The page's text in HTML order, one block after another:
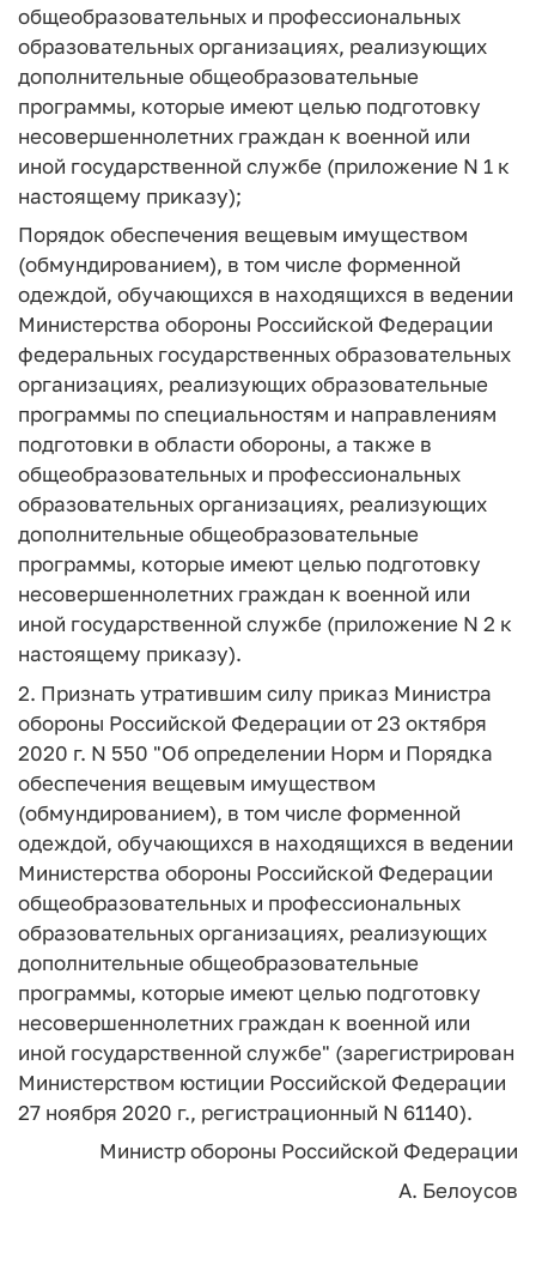
общеобразовательных и профессиональных
образовательных организациях, реализующих
дополнительные общеобразовательные
программы, которые имеют целью подготовку
несовершеннолетних граждан к военной или
иной государственной службе (приложение N 1 к
настоящему приказу);
Порядок обеспечения вещевым имуществом
(обмундированием), в том числе форменной
одеждой, обучающихся в находящихся в ведении
Министерства обороны Российской Федерации
федеральных государственных образовательных
организациях, реализующих образовательные
программы по специальностям и направлениям
подготовки в области обороны, а также в
общеобразовательных и профессиональных
образовательных организациях, реализующих
дополнительные общеобразовательные
программы, которые имеют целью подготовку
несовершеннолетних граждан к военной или
иной государственной службе (приложение N 2 к
настоящему приказу).
2. Признать утратившим силу приказ Министра
обороны Российской Федерации от 23 октября
2020 г. N 550 "Об определении Норм и Порядка
обеспечения вещевым имуществом
(обмундированием), в том числе форменной
одеждой, обучающихся в находящихся в ведении
Министерства обороны Российской Федерации
общеобразовательных и профессиональных
образовательных организациях, реализующих
дополнительные общеобразовательные
программы, которые имеют целью подготовку
несовершеннолетних граждан к военной или
иной государственной службе" (зарегистрирован
Министерством юстиции Российской Федерации
27 ноября 2020 г., регистрационный N 61140).
Министр обороны Российской Федерации
А. Белоусов